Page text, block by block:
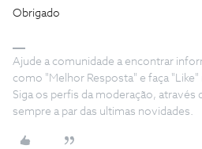
Obrigado
Ajude a comunidade a encontrar
como "Melhor Resposta" e faça
Siga os perfis da moderação, através
sempre a par das ultimas novidades.